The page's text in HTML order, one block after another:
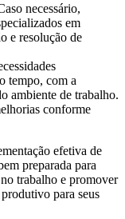
necessário,
em
e resolução de
tempo, com a
ambiente de trabalho.
conforme
efetiva de
preparada para
trabalho e promover
para seus